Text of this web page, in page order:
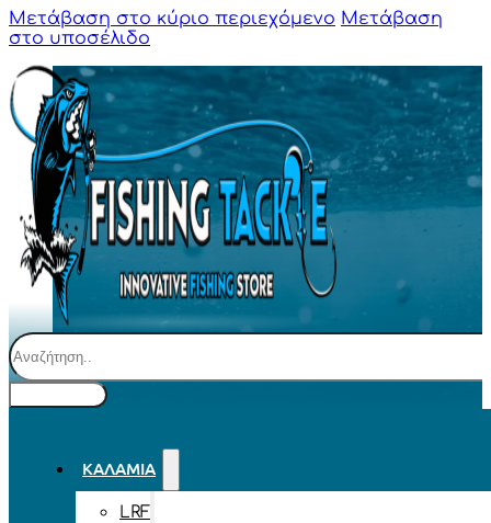
Μετάβαση στο κύριο περιεχόμενο Μετάβαση
στο υποσέλιδο
Αναζήτηση
ΚΑΛΆΜΙΑ
LRF